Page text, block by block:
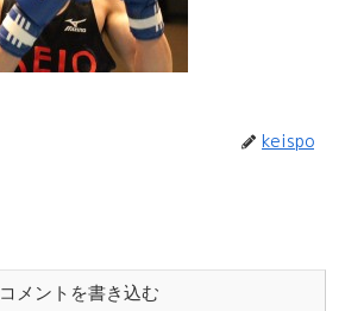
keispo
コメントを書き込む